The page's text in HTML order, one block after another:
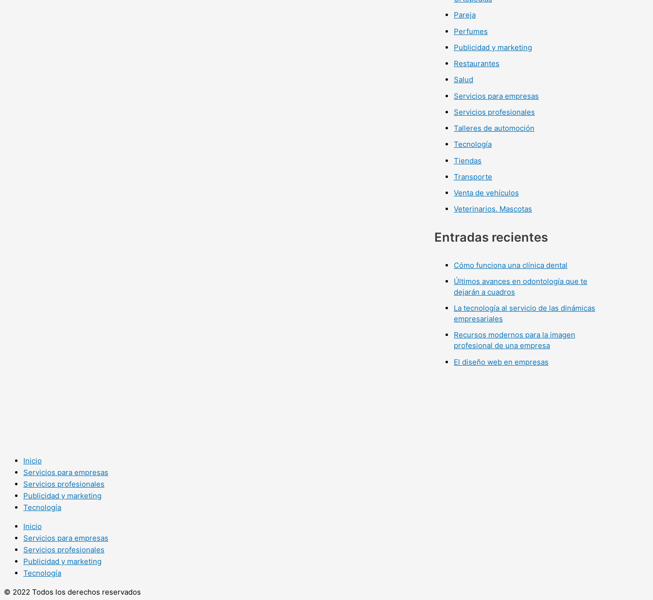
Pareja
Perfumes
Publicidad y marketing
Restaurantes
Salud
Servicios para empresas
Servicios profesionales
Talleres de automoción
Tecnología
Tiendas
Transporte
Venta de vehículos
Veterinarios. Mascotas
Entradas recientes
Cómo funciona una clínica dental
Últimos avances en odontología que te
dejarán a cuadros
La tecnología al servicio de las dinámicas
empresariales
Recursos modernos para la imagen
profesional de una empresa
El diseño web en empresas
Inicio
Servicios para empresas
Servicios profesionales
Publicidad y marketing
Tecnología
Inicio
Servicios para empresas
Servicios profesionales
Publicidad y marketing
Tecnología
© 2022 Todos los derechos reservados